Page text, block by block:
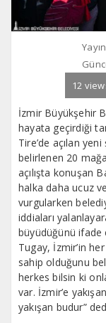
12
İzmir Büyükşehir
hayata geçirdiği
Tire’de açılan
belirlenen 20
açılışta konuşan
halka daha ucuz
vurgularken
iddiaları
büyüdüğünü ifade
Tugay, İzmir’in
sahip olduğunu
herkes bilsin ki
var. İzmir’e
yakışan budur”